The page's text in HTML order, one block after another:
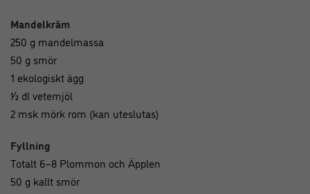
Mandelkräm
250 g mandelmassa
50 g smör
1 ekologiskt ägg
1⁄2 dl vetemjöl
2 msk mörk rom (kan uteslutas)
Fyllning
Totalt 6–8 Plommon och Äpplen
50 g kallt smör